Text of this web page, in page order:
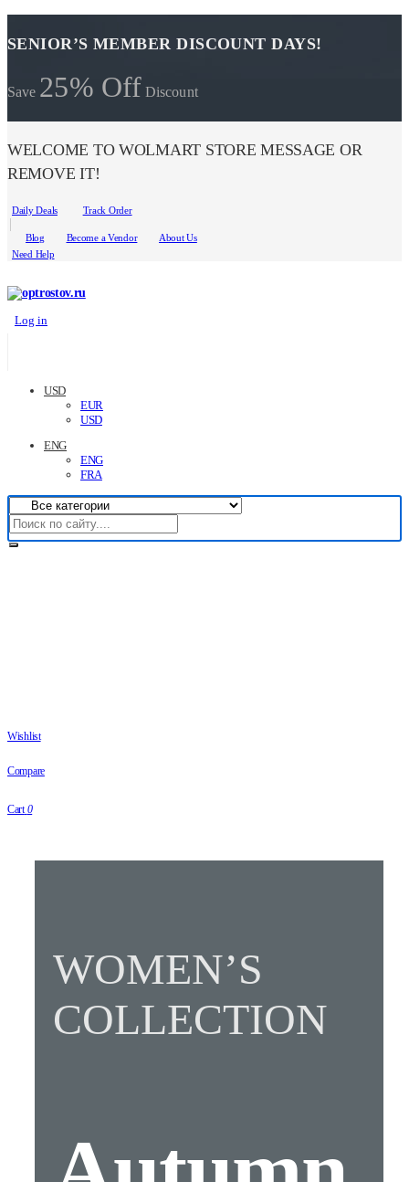
SENIOR’S MEMBER DISCOUNT DAYS!
Save 25% Off Discount
WELCOME TO WOLMART STORE MESSAGE OR
REMOVE IT!
Daily Deals Track Order
Blog Become a Vendor
About Us
Need Help
Log in
USD
EUR
USD
ENG
ENG
FRA
Wishlist
Compare
Cart 0
WOMEN’S
COLLECTION